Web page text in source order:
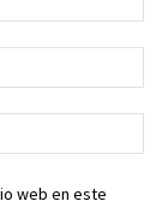
web en este